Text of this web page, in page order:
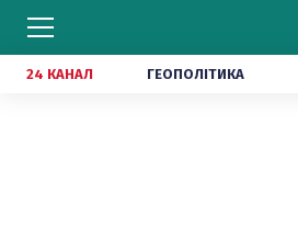
24 КАНАЛ ГЕОПОЛІТИКА